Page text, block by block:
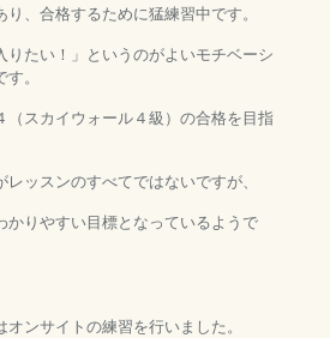
、合格するために猛練習中です。
りたい！」というのがよいモチベーシ
。
（スカイウォール４級）の合格を目指
ッスンのすべてではないですが、
かりやすい目標となっているようで
ンサイトの練習を行いました。